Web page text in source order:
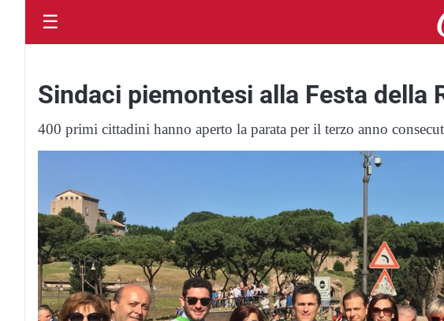
☰
Sindaci piemontesi alla Festa della
400 primi cittadini hanno aperto la parata per il terzo anno